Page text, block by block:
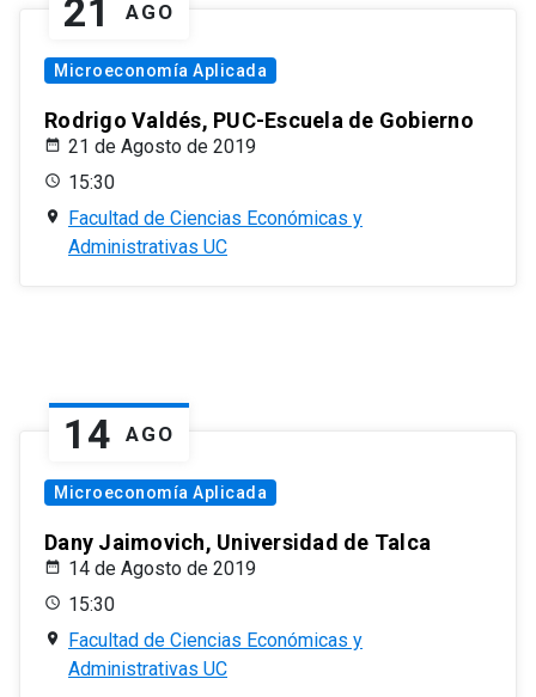
21 AGO
Microeconomía Aplicada
Rodrigo Valdés, PUC-Escuela de Gobierno
21 de Agosto de 2019
15:30
Facultad de Ciencias Económicas y
Administrativas UC
14 AGO
Microeconomía Aplicada
Dany Jaimovich, Universidad de Talca
14 de Agosto de 2019
15:30
Facultad de Ciencias Económicas y
Administrativas UC